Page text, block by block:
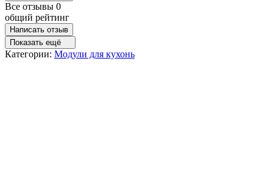
Все отзывы 0
общий рейтинг
Написать отзыв
Показать ещё
Категории: Модули для кухонь